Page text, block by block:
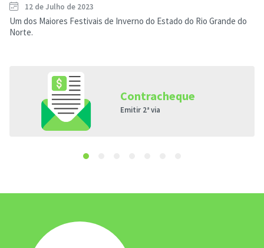
12 de Julho de 2023
Um dos Maiores Festivais de Inverno do Estado do Rio Grande do
Norte.
Contracheque
Emitir 2ª via